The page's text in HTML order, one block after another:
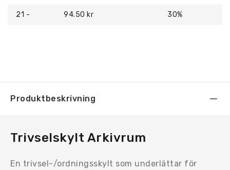
21 - 94.50 kr 30%
Produktbeskrivning
Trivselskylt Arkivrum
En trivsel-/ordningsskylt som underlättar för